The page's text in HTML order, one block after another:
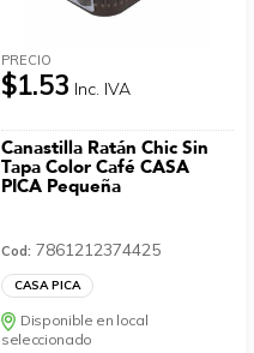
PRECIO
$1.53 Inc. IVA
Canastilla Ratán Chic Sin
Tapa Color Café CASA
PICA Pequeña
Cod: 7861212374425
CASA PICA
Disponible en local
seleccionado